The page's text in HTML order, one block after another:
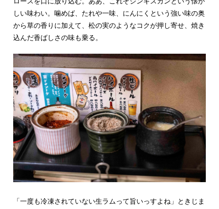
しい味わい。噛めば、たれや一味、にんにくという強い味の奥
から草の香りに加えて、松の実のようなコクが押し寄せ、焼き
込んだ香ばしさの味も乗る。
「一度も冷凍されていない生ラムって旨いっすよね」ときじま